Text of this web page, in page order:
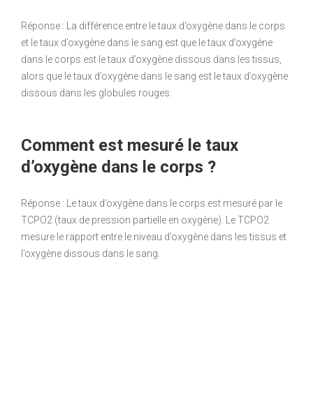
Réponse : La différence entre le taux d’oxygène dans le corps
et le taux d’oxygène dans le sang est que le taux d’oxygène
dans le corps est le taux d’oxygène dissous dans les tissus,
alors que le taux d’oxygène dans le sang est le taux d’oxygène
dissous dans les globules rouges.
Comment est mesuré le taux
d’oxygène dans le corps ?
Réponse : Le taux d’oxygène dans le corps est mesuré par le
TCPO2 (taux de pression partielle en oxygène). Le TCPO2
mesure le rapport entre le niveau d’oxygène dans les tissus et
l’oxygène dissous dans le sang.